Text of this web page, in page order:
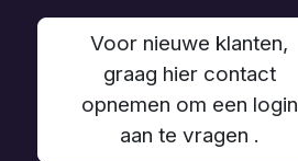
Voor nieuwe klanten,
graag hier contact
opnemen om een login
aan te vragen .